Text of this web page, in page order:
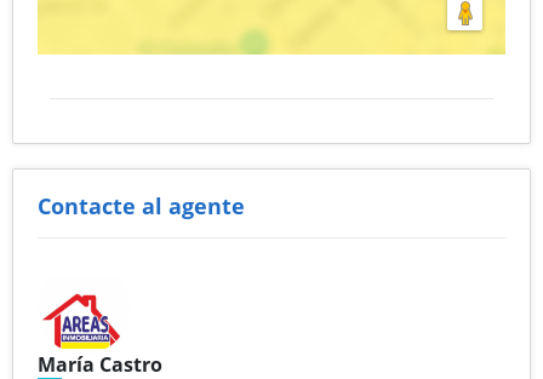
Contacte al agente
María Castro